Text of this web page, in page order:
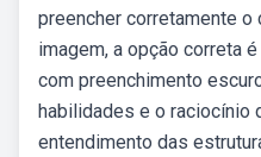
preencher corretamente o
imagem, a opção correta
com preenchimento
habilidades e o raciocínio
entendimento das